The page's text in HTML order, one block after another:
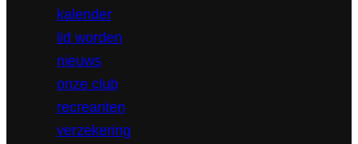
kalender
lid worden
nieuws
onze club
recreanten
verzekering